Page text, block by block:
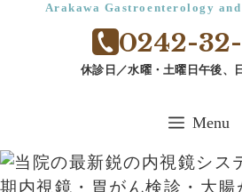
Arakawa Gastroenterology
0242-
休診日／水曜・土曜日午後、
Menu